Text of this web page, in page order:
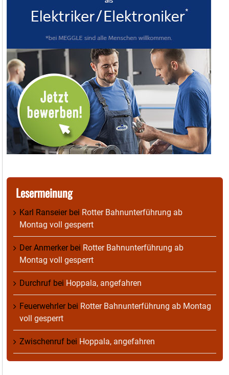
Lesermeinung
Karl Ranseierbei Rotter Bahnunterführung ab
Montag voll gesperrt
Der Anmerkerbei Rotter Bahnunterführung ab
Montag voll gesperrt
Durchruf bei Hoppala, angefahren
Feuerwehrlerbei Rotter Bahnunterführung ab Montag
voll gesperrt
Zwischenruf bei Hoppala, angefahren